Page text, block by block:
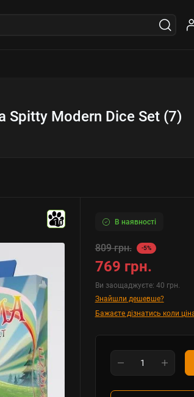
Spitty Modern Dice Set (7)
10 В наявності
809 грн. -5%
769 грн.
Ви заощаджуєте: 40 грн.
Знайшли дешевше?
Бажаєте дізнатись коли